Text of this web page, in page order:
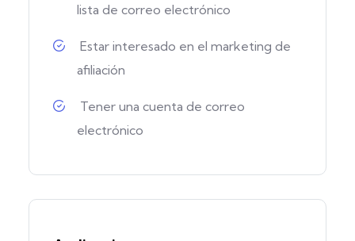
lista de correo electrónico
Estar interesado en el marketing de
afiliación
Tener una cuenta de correo
electrónico